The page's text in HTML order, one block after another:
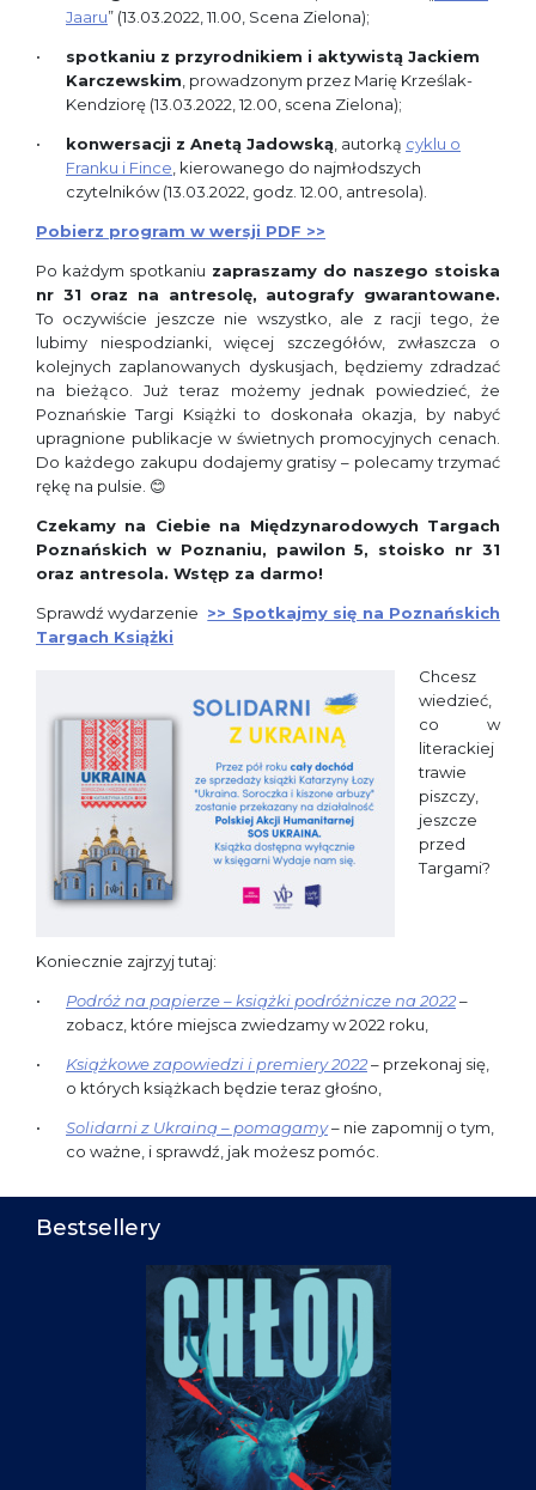
Jaaru” (13.03.2022, 11.00, Scena Zielona);
spotkaniu z przyrodnikiem i aktywistą Jackiem
Karczewskim, prowadzonym przez Marię Krześlak-
Kendziorę (13.03.2022, 12.00, scena Zielona);
konwersacji z Anetą Jadowską, autorką cyklu o
Franku i Fince, kierowanego do najmłodszych
czytelników (13.03.2022, godz. 12.00, antresola).
Pobierz program w wersji PDF >>
Po każdym spotkaniu zapraszamy do naszego stoiska
nr 31 oraz na antresolę, autografy gwarantowane.
To oczywiście jeszcze nie wszystko, ale z racji tego, że
lubimy niespodzianki, więcej szczegółów, zwłaszcza o
kolejnych zaplanowanych dyskusjach, będziemy zdradzać
na bieżąco. Już teraz możemy jednak powiedzieć, że
Poznańskie Targi Książki to doskonała okazja, by nabyć
upragnione publikacje w świetnych promocyjnych cenach.
Do każdego zakupu dodajemy gratisy – polecamy trzymać
rękę na pulsie. 😊
Czekamy na Ciebie na Międzynarodowych Targach
Poznańskich w Poznaniu, pawilon 5, stoisko nr 31
oraz antresola. Wstęp za darmo!
Sprawdź wydarzenie >> Spotkajmy się na Poznańskich
Targach Książki
Chcesz
wiedzieć,
co w
literackiej
trawie
piszczy,
jeszcze
przed
Targami?
Koniecznie zajrzyj tutaj:
Podróż na papierze – książki podróżnicze na 2022–
zobacz, które miejsca zwiedzamy w 2022 roku,
Książkowe zapowiedzi i premiery 2022– przekonaj się,
o których książkach będzie teraz głośno,
Solidarni z Ukrainą – pomagamy– nie zapomnij o tym,
co ważne, i sprawdź, jak możesz pomóc.
Bestsellery